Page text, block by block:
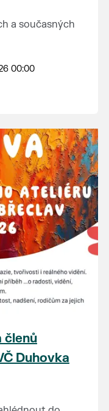
a současných
00:00
členů
Duhovka